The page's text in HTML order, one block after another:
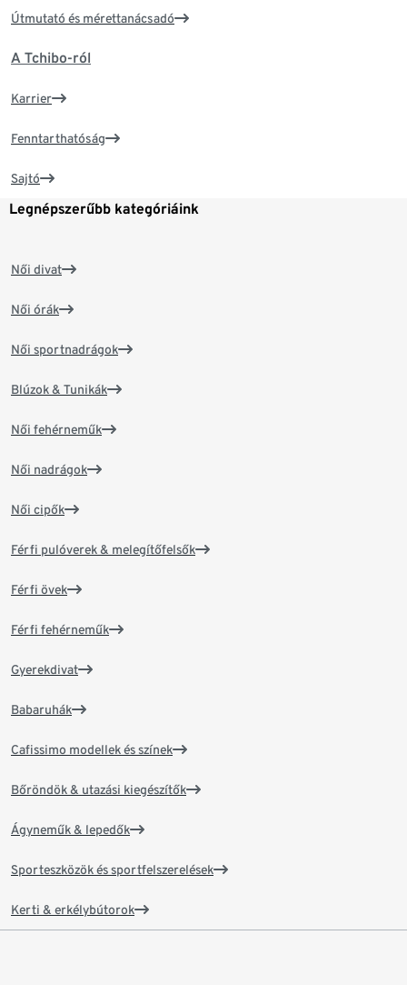
Útmutató és mérettanácsadó
A Tchibo-ról
Karrier
Fenntarthatóság
Sajtó
Legnépszerűbb kategóriáink
Női divat
Női órák
Női sportnadrágok
Blúzok & Tunikák
Női fehérneműk
Női nadrágok
Női cipők
Férfi pulóverek & melegítőfelsők
Férfi övek
Férfi fehérneműk
Gyerekdivat
Babaruhák
Cafissimo modellek és színek
Bőröndök & utazási kiegészítők
Ágyneműk & lepedők
Sporteszközök és sportfelszerelések
Kerti & erkélybútorok